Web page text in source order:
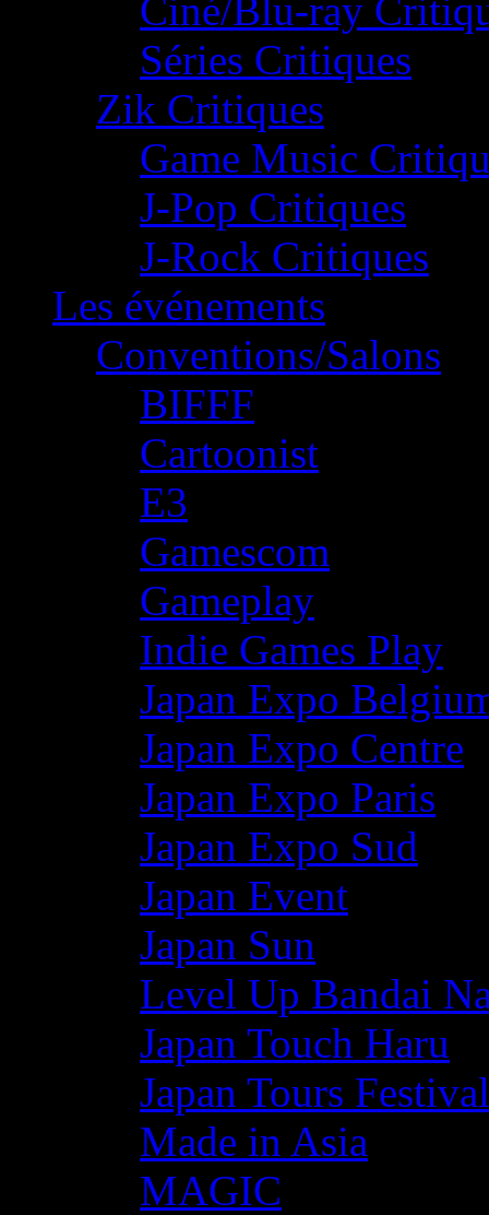
Ciné/Blu-ray
Séries Critiques
Zik Critiques
Game Music
J-Pop Critiques
J-Rock Critiques
Les événements
Conventions/Salons
BIFFF
Cartoonist
E3
Gamescom
Gameplay
Indie Games Play
Japan Expo
Japan Expo Centre
Japan Expo Paris
Japan Expo Sud
Japan Event
Japan Sun
Level Up Bandai
Japan Touch Haru
Japan Tours Festival
Made in Asia
MAGIC